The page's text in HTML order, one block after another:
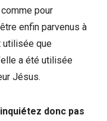
pour
enfin parvenus à
utilisée que
a été utilisée
Jésus.
donc pas